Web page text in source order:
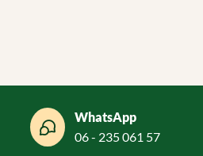
WhatsApp
06 - 235 061 57